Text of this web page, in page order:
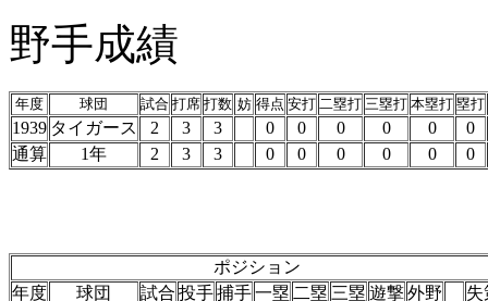
野手成績
年度 球団 試合 打席 打数 妨 得点 安打 二塁打 三塁打 本塁打 塁打
1939 タイガース 2 3 3 0 0 0 0 0
0
通算
1年 2 3 3 0 0 0 0 0 0
ポジション
年度
球団 試合 投手捕手一塁 二塁 三塁 遊撃外野
失